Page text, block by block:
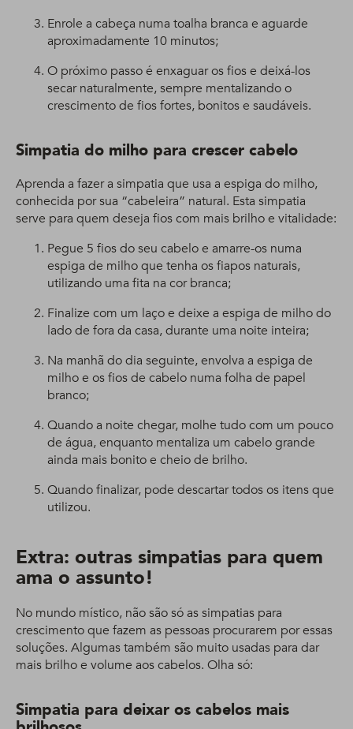
Enrole a cabeça numa toalha branca e aguarde
aproximadamente 10 minutos;
O próximo passo é enxaguar os fios e deixá-los
secar naturalmente, sempre mentalizando o
crescimento de fios fortes, bonitos e saudáveis.
Simpatia do milho para crescer cabelo
Aprenda a fazer a simpatia que usa a espiga do milho,
conhecida por sua “cabeleira” natural. Esta simpatia
serve para quem deseja fios com mais brilho e vitalidade:
Pegue 5 fios do seu cabelo e amarre-os numa
espiga de milho que tenha os fiapos naturais,
utilizando uma fita na cor branca;
Finalize com um laço e deixe a espiga de milho do
lado de fora da casa, durante uma noite inteira;
Na manhã do dia seguinte, envolva a espiga de
milho e os fios de cabelo numa folha de papel
branco;
Quando a noite chegar, molhe tudo com um pouco
de água, enquanto mentaliza um cabelo grande
ainda mais bonito e cheio de brilho.
Quando finalizar, pode descartar todos os itens que
utilizou.
Extra: outras simpatias para quem
ama o assunto!
No mundo místico, não são só as simpatias para
crescimento que fazem as pessoas procurarem por essas
soluções. Algumas também são muito usadas para dar
mais brilho e volume aos cabelos. Olha só:
Simpatia para deixar os cabelos mais